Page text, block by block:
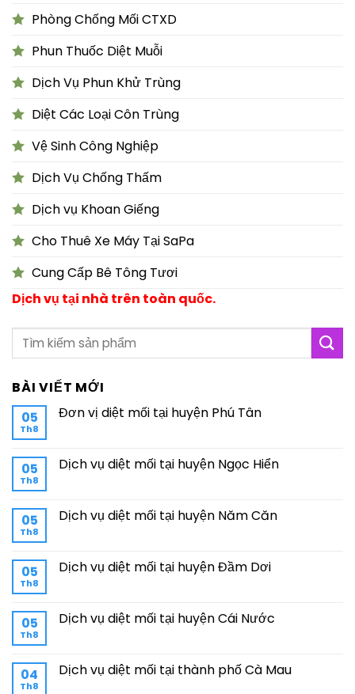
Phòng Chống Mối CTXD
Phun Thuốc Diệt Muỗi
Dịch Vụ Phun Khử Trùng
Diệt Các Loại Côn Trùng
Vệ Sinh Công Nghiệp
Dịch Vụ Chống Thấm
Dịch vụ Khoan Giếng
Cho Thuê Xe Máy Tại SaPa
Cung Cấp Bê Tông Tươi
Dịch vụ tại nhà trên toàn quốc.
BÀI VIẾT MỚI
05
Th8
Đơn vị diệt mối tại huyện Phú Tân
05
Th8
Dịch vụ diệt mối tại huyện Ngọc Hiển
05
Th8
Dịch vụ diệt mối tại huyện Năm Căn
05
Th8
Dịch vụ diệt mối tại huyện Đầm Dơi
05
Th8
Dịch vụ diệt mối tại huyện Cái Nước
04
Th8
Dịch vụ diệt mối tại thành phố Cà Mau